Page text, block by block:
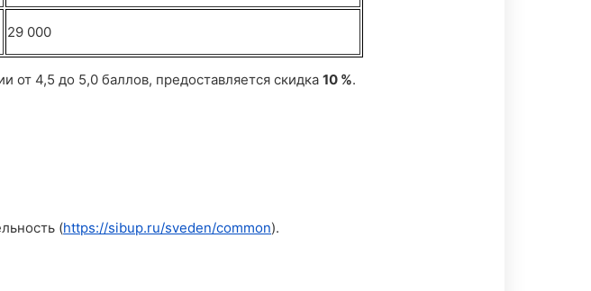
29 000
4,5 до 5,0 баллов, предоставляется скидка 10 %.
(https://sibup.ru/sveden/common).